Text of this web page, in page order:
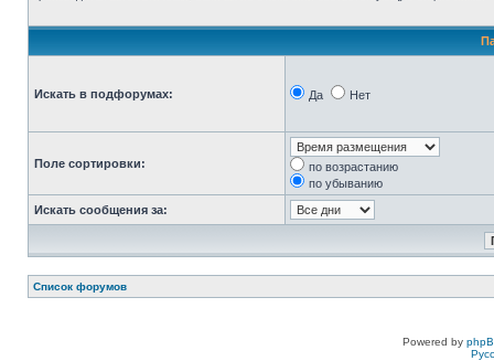
Искать в подфорумах: Да Нет
Поле сортировки:
по возрастанию
по убыванию
Искать сообщения за:
Список форумов
Powered by